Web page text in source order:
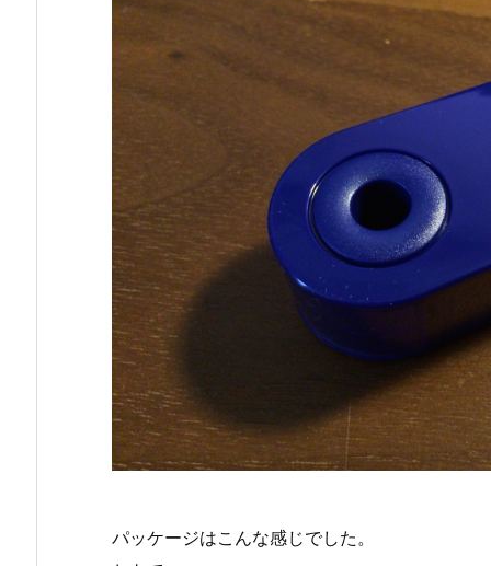
パッケージはこんな感じでした。